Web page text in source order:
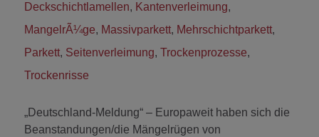
Deckschichtlamellen, Kantenverleimung,
MangelrÃ¼ge, Massivparkett, Mehrschichtparkett,
Parkett, Seitenverleimung, Trockenprozesse,
Trockenrisse
„Deutschland-Meldung“ – Europaweit haben sich die
Beanstandungen/die Mängelrügen von